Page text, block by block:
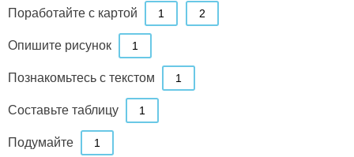
Поработайте с картой 1 2
Опишите рисунок 1
Познакомьтесь с текстом 1
Составьте таблицу 1
Подумайте 1